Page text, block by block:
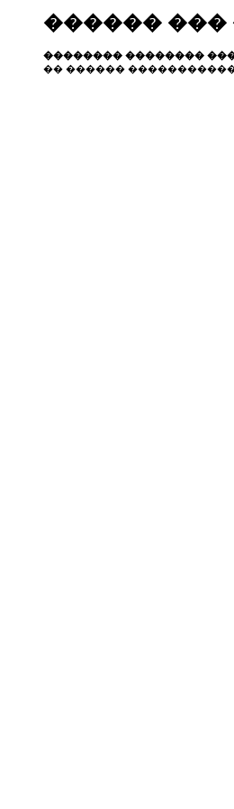
������ ���
�������� ��������
�� ������